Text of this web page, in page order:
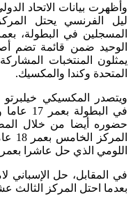
وأظهرت بيانات الاتحاد
ليل الفرنسي يحتل
يمثلون المنتخبات
المتحدة وكندا والمكسيك.
ويتصدر المكسيكي خيلبرتو
حضوره أيضا من خلال
اللومي الذي حل عاشرا بعمر 18 عاما و267 يوما.
في المقابل، حل الإسباني
بعدما احتل المركز الثالث عشر بعمر 18